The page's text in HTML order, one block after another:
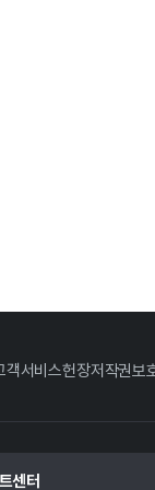
객서비스헌장저작권보
센터